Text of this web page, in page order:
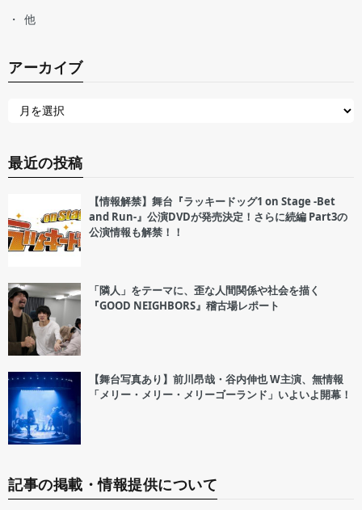
他
アーカイブ
最近の投稿
【情報解禁】舞台『ラッキードッグ1 on Stage -Bet
and Run-』公演DVDが発売決定！さらに続編 Part3の
公演情報も解禁！！
「隣人」をテーマに、歪な人間関係や社会を描く
『GOOD NEIGHBORS』稽古場レポート
【舞台写真あり】前川昂哉・谷内伸也 W主演、無情報
「メリー・メリー・メリーゴーランド」いよいよ開幕！
記事の掲載・情報提供について